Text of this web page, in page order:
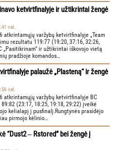
ketvirtfinalyje ir užtikrintai žengė
val.
atkrintamųjų varžybų ketvirtfinalyje „Team
rezultatu 119:77 (19:20, 37:16, 32:26,
„Pasitikrinam“ ir užtikrintai iškovojo vietą
pradžioje komandos…
palaužė „Plasteną“ ir žengė
val.
atkrintamųjų varžybų ketvirtfinalyje BC
(23:17, 18:25, 19:18, 29:22) įveikė
kelialapį į pusfinalį.Rungtynės prasidėjo
pirmojo kėlinio…
“Dust2 ‒ Rstored” bei žengė į